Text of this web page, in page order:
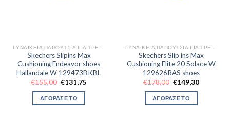
Skechers Slipins Max
Cushioning Endeavor shoes
Hallandale W 129473BKBL
€155,00 Original
was:
€155,00.
€131,75
ΑΓΟΡΑΣΕ ΤΟ
Skechers Slip ins Max
Cushioning Elite 20 Solace W
129626RAS shoes
€178,00 Original
was:
€178,00.
€149,30Η
ΑΓΟΡΑΣΕ ΤΟ